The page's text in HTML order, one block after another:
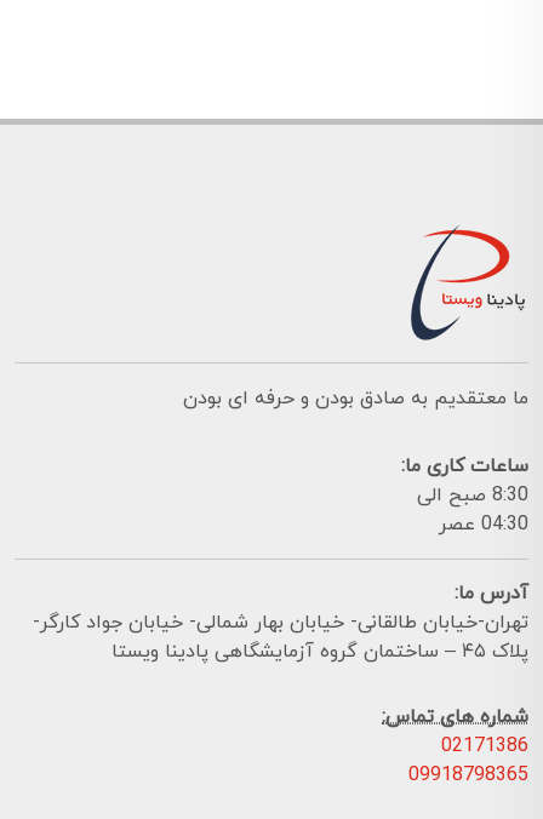
ما معتقدیم به صادق بودن و حرفه ای بودن
ساعات کاری ما:
8:30 صبح الی
04:30 عصر
آدرس ما:
تهران-خیابان طالقانی- خیابان بهار شمالی- خیابان جواد کارگر-
پلاک ۴۵ – ساختمان گروه آزمایشگاهی پادینا ویستا
شماره های تماس:
02171386
09918798365